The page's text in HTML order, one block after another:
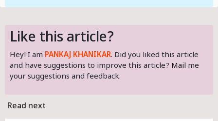
Like this article?
Hey! I am PANKAJ KHANIKAR. Did you liked this article
and have suggestions to improve this article? Mail me
your suggestions and feedback.
Read next